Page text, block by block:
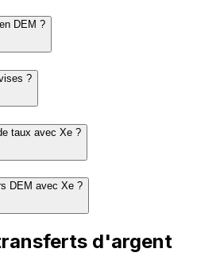
DEM ?
?
taux avec Xe ?
DEM avec Xe ?
d'argent